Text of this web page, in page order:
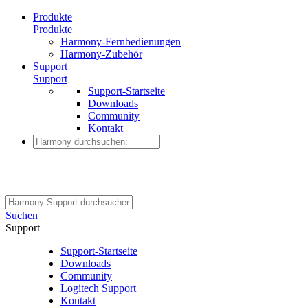
Produkte
Produkte
Harmony-Fernbedienungen
Harmony-Zubehör
Support
Support
Support-Startseite
Downloads
Community
Kontakt
Suchen
Support
Support-Startseite
Downloads
Community
Logitech Support
Kontakt